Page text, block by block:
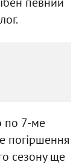
по 7-ме
погіршення
сезону ще